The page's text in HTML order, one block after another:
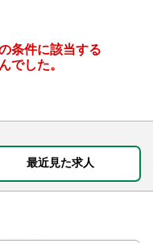
条件に該当する
でした。
最近見た求人